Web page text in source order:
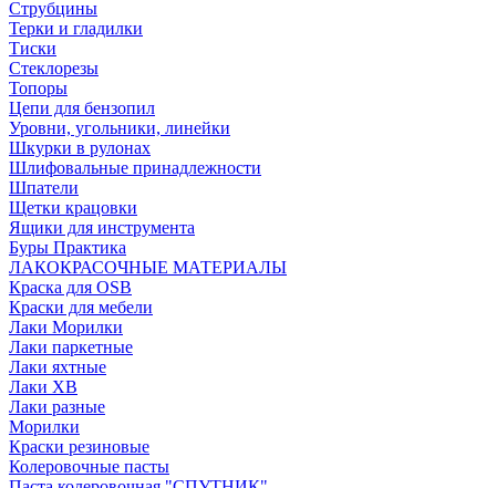
Струбцины
Терки и гладилки
Тиски
Стеклорезы
Топоры
Цепи для бензопил
Уровни, угольники, линейки
Шкурки в рулонах
Шлифовальные принадлежности
Шпатели
Щетки крацовки
Ящики для инструмента
Буры Практика
ЛАКОКРАСОЧНЫЕ МАТЕРИАЛЫ
Краска для OSB
Краски для мебели
Лаки Морилки
Лаки паркетные
Лаки яхтные
Лаки ХВ
Лаки разные
Морилки
Краски резиновые
Колеровочные пасты